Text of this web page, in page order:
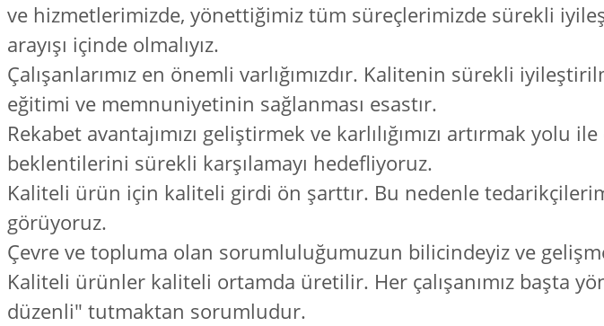
ve hizmetlerimizde, yönettiğimiz tüm süreçlerimizde sürekli
arayışı içinde olmalıyız.
Çalışanlarımız en önemli varlığımızdır. Kalitenin sürekli
eğitimi ve memnuniyetinin sağlanması esastır.
Rekabet avantajımızı geliştirmek ve karlılığımızı artırmak yolu
beklentilerini sürekli karşılamayı hedefliyoruz.
Kaliteli ürün için kaliteli girdi ön şarttır. Bu nedenle
görüyoruz.
Çevre ve topluma olan sorumluluğumuzun bilicindeyiz ve
Kaliteli ürünler kaliteli ortamda üretilir. Her çalışanımız başta
düzenli" tutmaktan sorumludur.